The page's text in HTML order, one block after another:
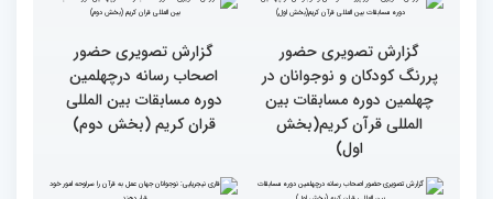
جزئیات چهارمین روز رقابت
بخش برادران مسابقات
بین‌المللی قرآن کریم
گزارش تصویری حضور
پررنگ کودکان و نوجوانان در
چهلمین دوره مسابقات بین
المللی قرآن کریم(بخش